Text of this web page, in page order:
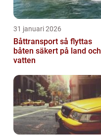
31 januari 2026
Båttransport så flyttas
båten säkert på land och
vatten